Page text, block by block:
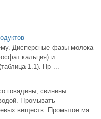
Дисперсные фазы молока
кальция) и
1.1). Пр ...
говядины, свинины
Промывать
веществ. Промытое мя ...